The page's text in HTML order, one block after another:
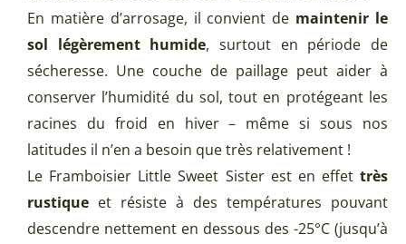
En matière d’arrosage, il convient de maintenir le
sol légèrement humide, surtout en période de
sécheresse. Une couche de paillage peut aider à
conserver l’humidité du sol, tout en protégeant les
racines du froid en hiver – même si sous nos
latitudes il n’en a besoin que très relativement !
Le Framboisier Little Sweet Sister est en effet très
rustique et résiste à des températures pouvant
descendre nettement en dessous des -25°C (jusqu’à